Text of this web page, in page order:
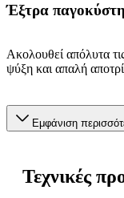
Έξτρα παγοκύστη
Ακολουθεί απόλυτα
ψύξη και απαλή
Εμφάνιση
Τεχνικές